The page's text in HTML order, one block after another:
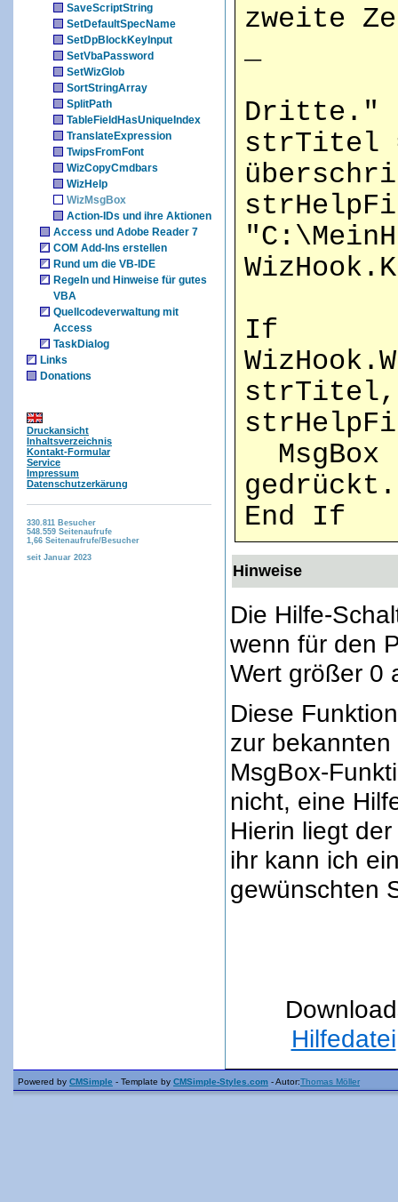
SaveScriptString
SetDefaultSpecName
SetDpBlockKeyInput
SetVbaPassword
SetWizGlob
SortStringArray
SplitPath
TableFieldHasUniqueIndex
TranslateExpression
TwipsFromFont
WizCopyCmdbars
WizHelp
WizMsgBox
Action-IDs und ihre Aktionen
Access und Adobe Reader 7
COM Add-Ins erstellen
Rund um die VB-IDE
Regeln und Hinweise für gutes
VBA
Quellcodeverwaltung mit
Access
TaskDialog
Links
Donations
Druckansicht
Inhaltsverzeichnis
Kontakt-Formular
Service
Impressum
Datenschutzerkärung
330.811
Besucher
548.559 Seitenaufrufe
1,66 Seitenaufrufe/Besucher
seit Januar 2023
zweite
Dritte."
strTitel
If
strTitel,
MsgBox
End If
Hinweise
Die Hilfe-
wenn für den
Wert größer 0
Diese
zur
MsgBox-
nicht, eine
Hierin liegt
ihr kann ich
gewünschten
Hilfedatei
Powered by CMSimple - Template by CMSimple-Styles.com - Autor:Thomas Möller